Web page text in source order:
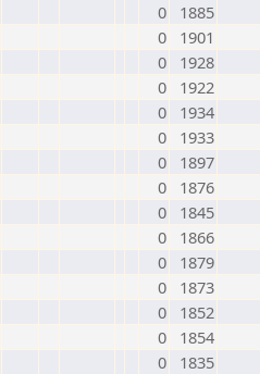
0
1885
0
1901
0
1928
0
1922
0
1934
0
1933
0
1897
0
1876
0
1845
0
1866
0
1879
0
1873
0
1852
0
1854
0
1835